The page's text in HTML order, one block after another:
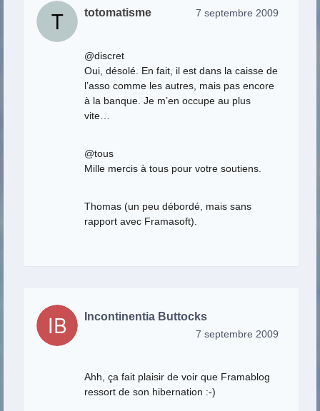
totomatisme 7 septembre 2009
@discret
Oui, désolé. En fait, il est dans la caisse de
l’asso comme les autres, mais pas encore
à la banque. Je m’en occupe au plus
vite…
@tous
Mille mercis à tous pour votre soutiens.
Thomas (un peu débordé, mais sans
rapport avec Framasoft).
Incontinentia Buttocks
7 septembre 2009
Ahh, ça fait plaisir de voir que Framablog
ressort de son hibernation :-)